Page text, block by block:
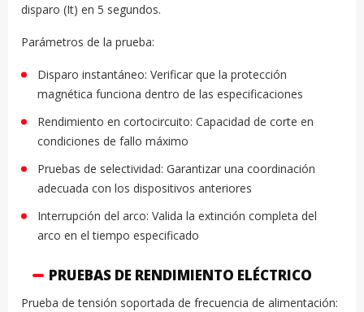
disparo (It) en 5 segundos.
Parámetros de la prueba:
Disparo instantáneo: Verificar que la protección
magnética funciona dentro de las especificaciones
Rendimiento en cortocircuito: Capacidad de corte en
condiciones de fallo máximo
Pruebas de selectividad: Garantizar una coordinación
adecuada con los dispositivos anteriores
Interrupción del arco: Valida la extinción completa del
arco en el tiempo especificado
PRUEBAS DE RENDIMIENTO ELÉCTRICO
Prueba de tensión soportada de frecuencia de alimentación: